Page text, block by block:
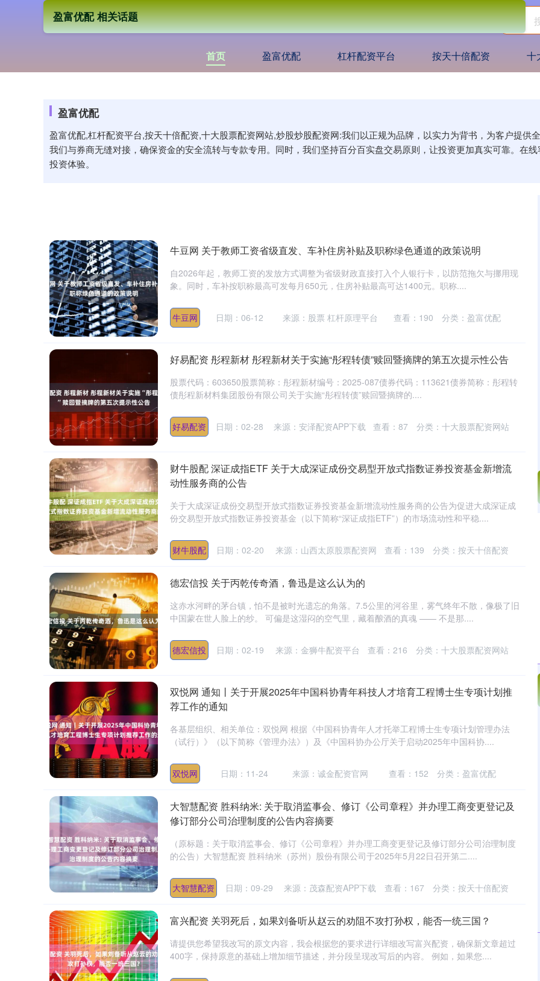
首页 盈富优配 杠杆配资平台 按天十倍配资 十
盈富优配
盈富优配,杠杆配资平台,按天十倍配资,十大股票配资网站,炒股炒股配资网:我们以正规为品牌，以实力为背书，为客户提供
我们与券商无缝对接，确保资金的安全流转与专款专用。同时，我们坚持百分百实盘交易原则，让投资更加真实可靠。在
投资体验。
盈富优配 相关话题
牛豆网 关于教师工资省级直发、车补住房补贴及职称绿色通道的政策说明
自2026年起，教师工资的发放方式调整为省级财政直接打入个人银行卡，以防范拖欠与挪用现
象。同时，车补按职称最高可发每月650元，住房补贴最高可达1400元。职称....
牛豆网 日期：06-12 来源：股票 杠杆原理平台 查看： 190 分类： 盈富优配
好易配资 彤程新材 彤程新材关于实施“彤程转债”赎回暨摘牌的第五次提示性公告
股票代码：603650股票简称：彤程新材编号：2025-087债券代码：113621债券简称：彤程转
债彤程新材料集团股份有限公司关于实施“彤程转债”赎回暨摘牌的....
好易配资 日期：02-28 来源：安泽配资APP下载 查看： 87 分类： 十大股票配资网站
财牛股配 深证成指ETF 关于大成深证成份交易型开放式指数证券投资基金新增流
动性服务商的公告
关于大成深证成份交易型开放式指数证券投资基金新增流动性服务商的公告为促进大成深证成
份交易型开放式指数证券投资基金（以下简称“深证成指ETF”）的市场流动性和平稳....
财牛股配 日期：02-20 来源：山西太原股票配资网 查看： 139 分类： 按天十倍配资
德宏信投 关于丙乾传奇酒，鲁迅是这么认为的
这赤水河畔的茅台镇，怕不是被时光遗忘的角落。7.5公里的河谷里，雾气终年不散，像极了旧
中国蒙在世人脸上的纱。 可偏是这湿闷的空气里，藏着酿酒的真魂 —— 不是那....
德宏信投 日期：02-19 来源：金狮牛配资平台 查看： 216 分类： 十大股票配资网站
双悦网 通知丨关于开展2025年中国科协青年科技人才培育工程博士生专项计划推
荐工作的通知
各基层组织、相关单位：双悦网 根据《中国科协青年人才托举工程博士生专项计划管理办法
（试行）》（以下简称《管理办法》）及《中国科协办公厅关于启动2025年中国科协....
双悦网 日期：11-24 来源：诚金配资官网 查看： 152 分类： 盈富优配
大智慧配资 胜科纳米: 关于取消监事会、修订《公司章程》并办理工商变更登记及
修订部分公司治理制度的公告内容摘要
（原标题：关于取消监事会、修订《公司章程》并办理工商变更登记及修订部分公司治理制度
的公告）大智慧配资 胜科纳米（苏州）股份有限公司于2025年5月22日召开第二....
大智慧配资 日期：09-29 来源：茂森配资APP下载 查看： 167 分类： 按天十倍配资
富兴配资 关羽死后，如果刘备听从赵云的劝阻不攻打孙权，能否一统三国？
请提供您希望我改写的原文内容，我会根据您的要求进行详细改写富兴配资，确保新文章超过
400字，保持原意的基础上增加细节描述，并分段呈现改写后的内容。 例如，如果您....
1.02% 深证成指